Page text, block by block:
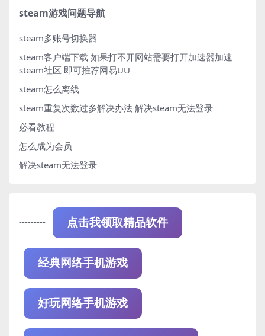
steam游戏问题导航
steam多账号切换器
steam客户端下载 如果打不开网站需要打开加速器加速
steam社区 即可推荐网易UU
steam怎么离线
steam重复次数过多解决办法 解决steam无法登录
必看教程
怎么成为会员
解决steam无法登录
--------- 点击我领取精品软件
经典网络手机游戏
好玩网络手机游戏